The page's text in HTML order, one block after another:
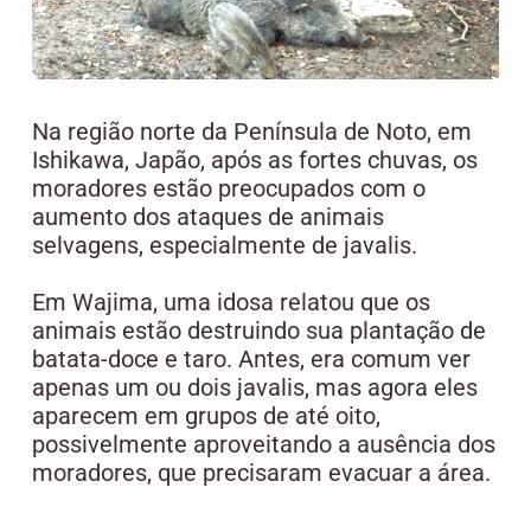
Na região norte da Península de Noto, em
Ishikawa, Japão, após as fortes chuvas, os
moradores estão preocupados com o
aumento dos ataques de animais
selvagens, especialmente de javalis.
Em Wajima, uma idosa relatou que os
animais estão destruindo sua plantação de
batata-doce e taro. Antes, era comum ver
apenas um ou dois javalis, mas agora eles
aparecem em grupos de até oito,
possivelmente aproveitando a ausência dos
moradores, que precisaram evacuar a área.